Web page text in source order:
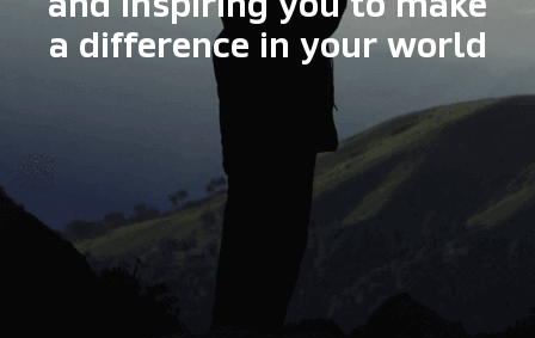
a difference in your world